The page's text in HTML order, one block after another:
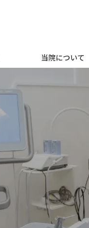
当院について